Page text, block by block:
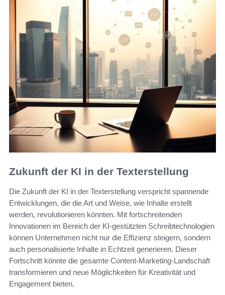
Zukunft der KI in der Texterstellung
Die Zukunft der KI in der Texterstellung verspricht spannende
Entwicklungen, die die Art und Weise, wie Inhalte erstellt
werden, revolutionieren könnten. Mit fortschreitenden
Innovationen im Bereich der KI-gestützten Schreibtechnologien
können Unternehmen nicht nur die Effizienz steigern, sondern
auch personalisierte Inhalte in Echtzeit generieren. Dieser
Fortschritt könnte die gesamte Content-Marketing-Landschaft
transformieren und neue Möglichkeiten für Kreativität und
Engagement bieten.